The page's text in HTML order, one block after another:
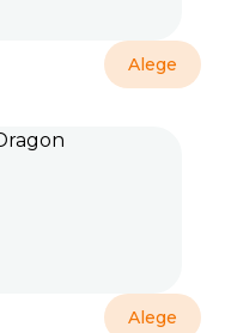
Alege
Alege